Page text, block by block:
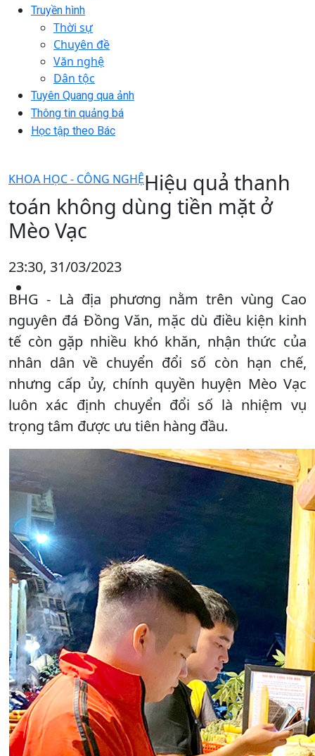
Truyền hình
Thời sự
Chuyên đề
Văn nghệ
Dân tộc
Tuyên Quang qua ảnh
Thông tin quảng bá
Học tập theo Bác
KHOA HỌC - CÔNG NGHỆHiệu quả thanh
toán không dùng tiền mặt ở
Mèo Vạc
23:30, 31/03/2023
BHG - Là địa phương nằm trên vùng Cao
nguyên đá Đồng Văn, mặc dù điều kiện kinh
tế còn gặp nhiều khó khăn, nhận thức của
nhân dân về chuyển đổi số còn hạn chế,
nhưng cấp ủy, chính quyền huyện Mèo Vạc
luôn xác định chuyển đổi số là nhiệm vụ
trọng tâm được ưu tiên hàng đầu.